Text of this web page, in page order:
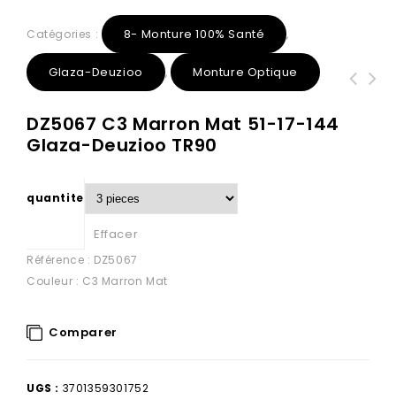
Catégories : 8- Monture 100% Santé ,
Glaza-Deuzioo , Monture Optique
DZ5067 C3 Marron Mat 51-17-144
Glaza-Deuzioo TR90
quantite
Effacer
Référence : DZ5067
Couleur : C3 Marron Mat
Comparer
UGS : 3701359301752